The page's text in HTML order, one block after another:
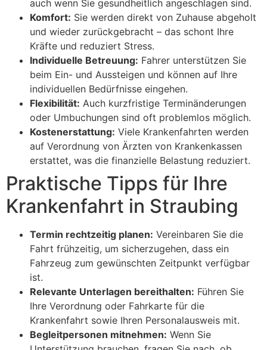
auch wenn Sie gesundheitlich angeschlagen sind.
Komfort: Sie werden direkt von Zuhause abgeholt
und wieder zurückgebracht – das schont Ihre
Kräfte und reduziert Stress.
Individuelle Betreuung: Fahrer unterstützen Sie
beim Ein- und Aussteigen und können auf Ihre
individuellen Bedürfnisse eingehen.
Flexibilität: Auch kurzfristige Terminänderungen
oder Umbuchungen sind oft problemlos möglich.
Kostenerstattung: Viele Krankenfahrten werden
auf Verordnung von Ärzten von Krankenkassen
erstattet, was die finanzielle Belastung reduziert.
Praktische Tipps für Ihre
Krankenfahrt in Straubing
Termin rechtzeitig planen: Vereinbaren Sie die
Fahrt frühzeitig, um sicherzugehen, dass ein
Fahrzeug zum gewünschten Zeitpunkt verfügbar
ist.
Relevante Unterlagen bereithalten: Führen Sie
Ihre Verordnung oder Fahrkarte für die
Krankenfahrt sowie Ihren Personalausweis mit.
Begleitpersonen mitnehmen: Wenn Sie